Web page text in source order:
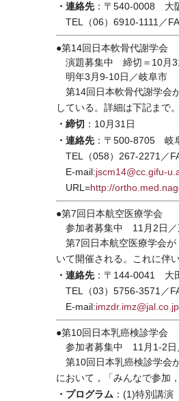
・連絡先：〒540-0008 大
TEL（06）6910-1111／
●第14回日本軟骨代謝学会
演題募集中 締切＝10月
明年3月9-10日／岐阜市
第14回日本軟骨代謝学会
している。詳細は下記まで。
・締切 ：10月31日
・連絡先：〒500-8705 岐
TEL（058）267-2271／
E-mail:jscm14@cc.gifu-
URL=http://
●第7回日本航空医療学会
参加者募集中 11月2日／
第7回日本航空医療学会が
いて開催される。これに伴
・連絡先：〒144-0041 大
TEL（03）5756-3571／
E-mail:imzdr.imz@jal.co.jp
●第10回日本乳癌検診学会
参加者募集中 11月1-2日
第10回日本乳癌検診学会
において，「みんなで参加
・プログラム ：(1)特別講